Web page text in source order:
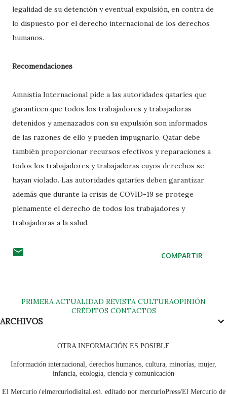
legalidad de su detención y eventual expulsión, en contra de
lo dispuesto por el derecho internacional de los derechos
humanos.
Recomendaciones
Amnistía Internacional pide a las autoridades qataríes que
garanticen que todos los trabajadores y trabajadoras
detenidos y amenazados con su expulsión son informados
de las razones de ello y pueden impugnarlo. Qatar debe
también proporcionar recursos efectivos y reparaciones a
todos los trabajadores y trabajadoras cuyos derechos se
hayan violado. Las autoridades qataríes deben garantizar
además que durante la crisis de COVID-19 se protege
plenamente el derecho de todos los trabajadores y
trabajadoras a la salud.
COMPARTIR
PRIMERA ACTUALIDAD REVISTA CULTURAOPINIÓN
CRÉDITOSCONTACTOS
ARCHIVOS
OTRA INFORMACIÓN ES POSIBLE
Información internacional, derechos humanos, cultura, minorías, mujer,
infancia, ecología, ciencia y comunicación
El Mercurio (elmercuriodigital.es), editado por mercurioPress/El Mercurio de